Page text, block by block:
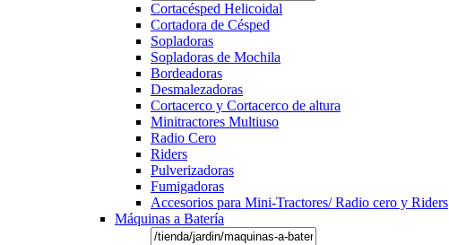
Cortacésped Helicoidal
Cortadora de Césped
Sopladoras
Sopladoras de Mochila
Bordeadoras
Desmalezadoras
Cortacerco y Cortacerco de altura
Minitractores Multiuso
Radio Cero
Riders
Pulverizadoras
Fumigadoras
Accesorios para Mini-Tractores/ Radio cero y Riders
Máquinas a Batería